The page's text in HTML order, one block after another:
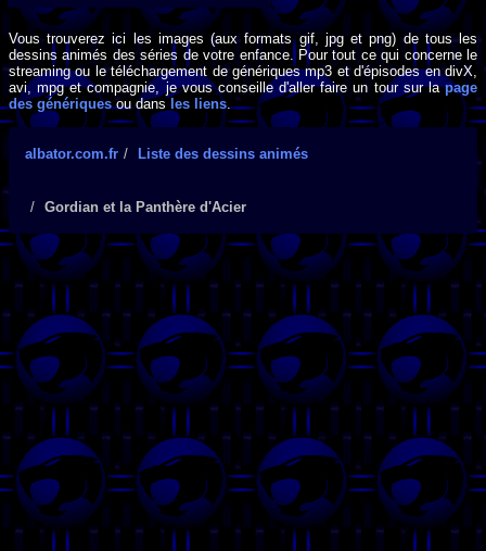
Vous trouverez ici les images (aux formats gif, jpg et png) de tous les
dessins animés des séries de votre enfance. Pour tout ce qui concerne le
streaming ou le téléchargement de génériques mp3 et d'épisodes en divX,
avi, mpg et compagnie, je vous conseille d'aller faire un tour sur lapage
des génériquesou dans les liens.
albator.com.fr Liste des dessins animés
Gordian et la Panthère d'Acier